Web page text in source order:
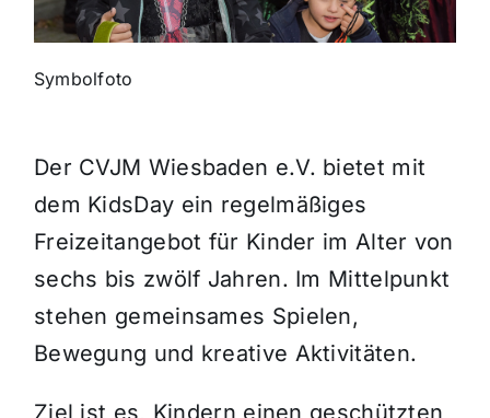
Symbolfoto
Der CVJM Wiesbaden e.V. bietet mit
dem KidsDay ein regelmäßiges
Freizeitangebot für Kinder im Alter von
sechs bis zwölf Jahren. Im Mittelpunkt
stehen gemeinsames Spielen,
Bewegung und kreative Aktivitäten.